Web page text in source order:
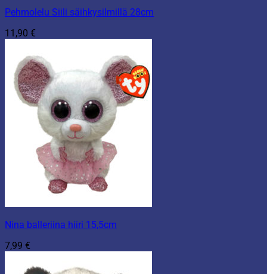
Pehmolelu Siili säihkysilmillä 28cm
11,90 €
Nina balleriina hiiri 15,5cm
7,99 €